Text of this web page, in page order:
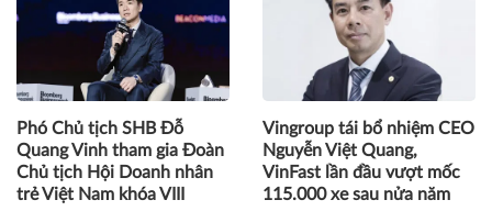
được bổ nhiệm làm Tổng
Giám đốc Eximbank
ra tăng trưởng khi doanh
nghiệp thiết kế lại cách làm